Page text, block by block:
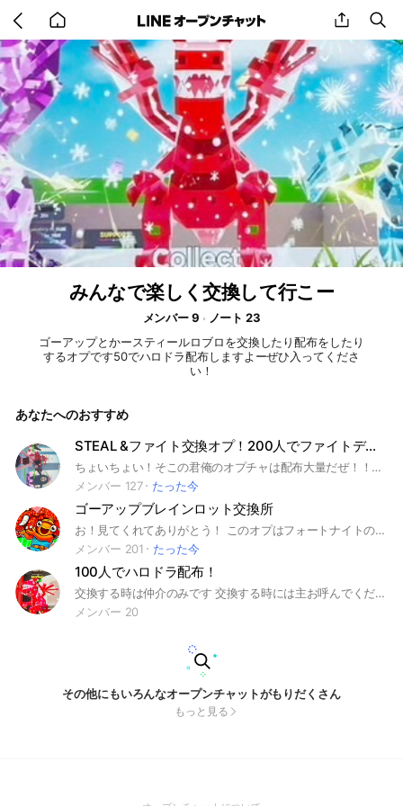
back
to
home
share
みんなで楽しく交換して行こー
メンバー 9
ノート 23
ゴーアップとかースティールロブロを交換したり配布をしたり
するオプです50でハロドラ配布しますよーぜひ入ってくださ
い！
あなたへのおすすめ
STEAL &ファイト交換オプ！200人でファイトディアかSTEALイベトラック配布！
ちょいちょい！そこの君俺のオプチャは配布大量だぜ！！絶対詐欺なし！詐欺られたらキャラは弁償します！その代わり主を仲介入れて！仲介なしの交換は弁償できないよ〜(T . T) 50人で蜘蛛配布！ 100人で通ドラ配布！ 150にんで配信にてイベドラかイベ蜘蛛配布します！ 200人で通ドラ＋イベケパ複数配布！ #ブレインロット交換#ブレインロット#交換所#fortnite#フォートナイト#ゲーム#ブレインロット交換所
メンバー 127
たった今
ゴーアップブレインロット交換所
お！見てくれてありがとう！ このオプはフォートナイトのゴーアップブレインロットをするオプだよ！ このオプではルールを守って楽しんでもらいたいのでルールを作りました！ ルール！ ・暴言禁止 ・下ネタ禁止 ・無断宣伝禁止！（宣伝ノートにかえてね！） ・喧嘩禁止！ ・詐欺禁止！ ・買取禁止！ くらいかな？ このオプのルールさえ守れれば君も共同管理者になれるかも！ ここまで見てくれたならはいるよね？ #フォートナイト#ふぉーとないと#ブレインロット#ゴーアップ#配布#交換#詐欺なし#ゴーアップフォートナイト#ライト#ライブトーク#雑談#トーク#GO UP BRAINROT#宣伝#フルーツ#スティール#STEAL THE BRAINROT
メンバー 201
たった今
100人でハロドラ配布！
交換する時は仲介のみです 交換する時には主お呼んでください。 たまに配布します ノート勝手に作らないでください 無断宣伝もやめて下さい 荒らさないでください 宣伝して欲しいです ルールを守れなかったら配布参加できません、 ルールを守って楽しみましょう 主お呼んでください仲介わ３０分以内に反応なかったら交換して下さい交換やる時わメンションよろしくねー仲介行くからねこれを守ってやりましょう
メンバー 20
その他にもいろんなオープンチャットがもりだくさん
もっと見る